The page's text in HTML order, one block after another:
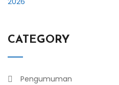
CATEGORY
Pengumuman